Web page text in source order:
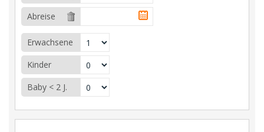
Abreise
Erwachsene
Kinder
Baby < 2 J.